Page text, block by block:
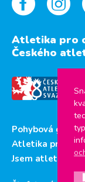
Atletika pro
Českého
Pohybová
Atletika pro děti
Jsem atlet